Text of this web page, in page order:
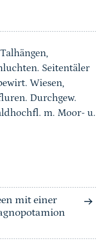
Seitentäler
Wiesen,
Durchgew.
m. Moor- u.
mit einer